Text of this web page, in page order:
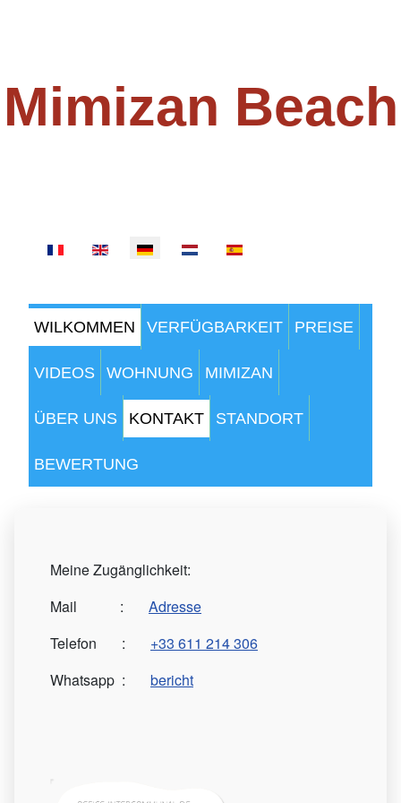
Mimizan Beach
Sprache auswählen
WILKOMMEN VERFÜGBARKEIT PREISE
VIDEOS WOHNUNG MIMIZAN
ÜBER UNS KONTAKT STANDORT
BEWERTUNG
Meine Zugänglichkeit:
Mail : Adresse
Telefon : +33 611 214 306
Whatsapp : bericht